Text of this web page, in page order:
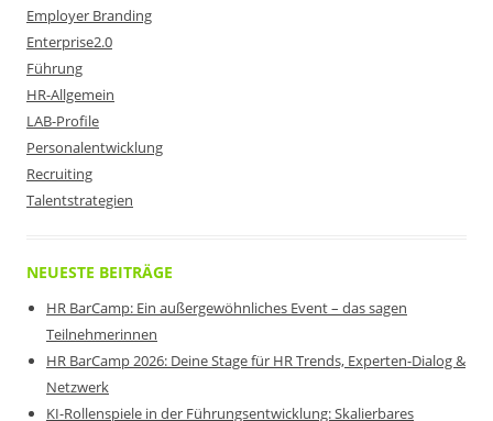
Employer Branding
Enterprise2.0
Führung
HR-Allgemein
LAB-Profile
Personalentwicklung
Recruiting
Talentstrategien
NEUESTE BEITRÄGE
HR BarCamp: Ein außergewöhnliches Event – das sagen
Teilnehmerinnen
HR BarCamp 2026: Deine Stage für HR Trends, Experten-Dialog &
Netzwerk
KI-Rollenspiele in der Führungsentwicklung: Skalierbares